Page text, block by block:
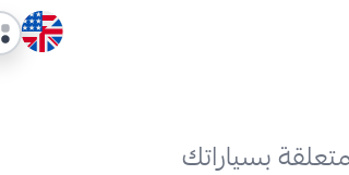
بسياراتك